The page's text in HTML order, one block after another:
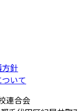
針
いて
連合会